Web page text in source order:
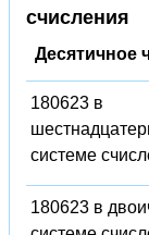
счисления
Десятичное
180623 в
системе
180623 в